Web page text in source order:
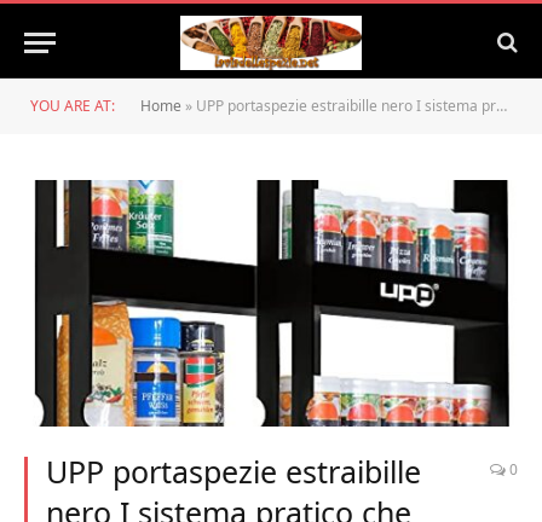
YOU ARE AT: Home » UPP portaspezie estraibille nero I sistema pratico che garantisce l’ordine in bagno e cucina
UPP portaspezie estraibille
nero I sistema pratico che
0